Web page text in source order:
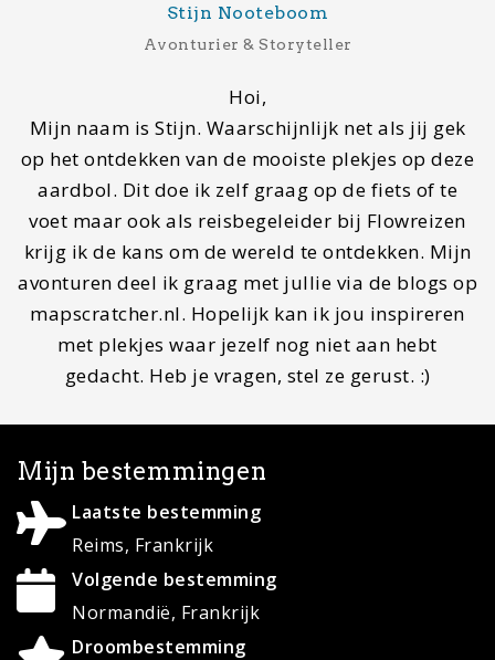
Stijn Nooteboom
Avonturier & Storyteller
Hoi,
Mijn naam is Stijn. Waarschijnlijk net als jij gek
op het ontdekken van de mooiste plekjes op deze
aardbol. Dit doe ik zelf graag op de fiets of te
voet maar ook als reisbegeleider bij Flowreizen
krijg ik de kans om de wereld te ontdekken. Mijn
avonturen deel ik graag met jullie via de blogs op
mapscratcher.nl. Hopelijk kan ik jou inspireren
met plekjes waar jezelf nog niet aan hebt
gedacht. Heb je vragen, stel ze gerust. :)
Mijn bestemmingen
Laatste bestemming
Reims, Frankrijk
Volgende bestemming
Normandië, Frankrijk
Droombestemming